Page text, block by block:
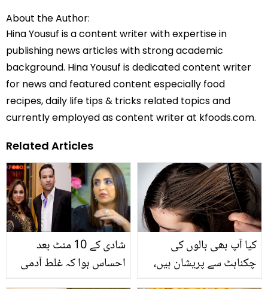
About the Author:
Hina Yousuf is a content writer with expertise in
publishing news articles with strong academic
background. Hina Yousuf is dedicated content writer
for news and featured content especially food
recipes, daily life tips & tricks related topics and
currently employed as content writer at kfoods.com.
Related Articles
شادی کے 10 منٹ بعد
احساس ہوا کہ غلط آدمی
کیا آپ بھی بالوں کی
چکناہٹ سے پریشان ہیں،